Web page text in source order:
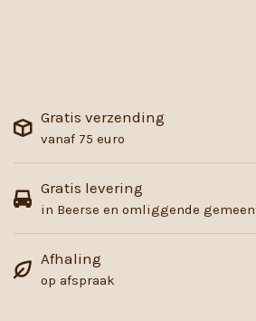
Gratis verzending
vanaf 75 euro
Gratis levering
in Beerse en omliggende
Afhaling
op afspraak